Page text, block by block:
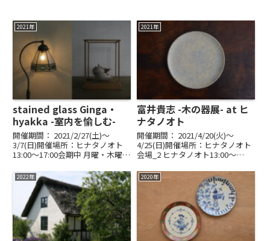
2021年
stained glass Ginga・
hyakka -室内を愉しむ-
開催期間： 2021/2/27(土)〜
3/7(日)開催場所：ヒナタノオト
13:00～17:00会期中 月曜・木曜・
glass Ginga（武田奈未）・
hyakka（岡林厚志）展暮らしの
空間を上質なものに。...
2021年
富井貴志 -木の器展- at ヒ
ナタノオト
開催期間： 2021/4/20(火)〜
4/25(日)開催場所：ヒナタノオト
会場_2 ヒナタノオト13:00～
年ぶりとなる二会場での展示。コ
ロナ禍の中での変化、進化、深化
した作品をどうぞご覧ください。
2022年 2020年